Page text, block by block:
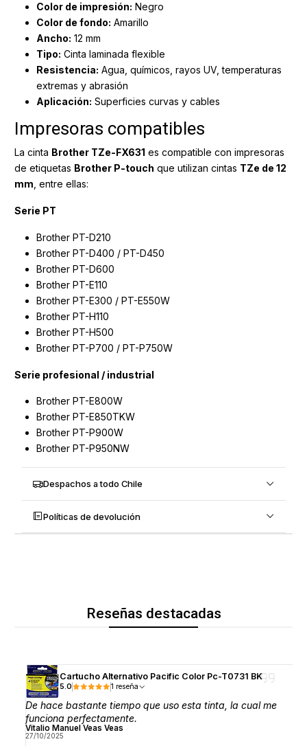
Color de impresión: Negro
Color de fondo: Amarillo
Ancho: 12 mm
Tipo: Cinta laminada flexible
Resistencia: Agua, químicos, rayos UV, temperaturas
extremas y abrasión
Aplicación: Superficies curvas y cables
Impresoras compatibles
La cinta Brother TZe-FX631 es compatible con impresoras
de etiquetas Brother P-touch que utilizan cintas TZe de 12
mm , entre ellas:
Serie PT
Brother PT-D210
Brother PT-D400 / PT-D450
Brother PT-D600
Brother PT-E110
Brother PT-E300 / PT-E550W
Brother PT-H110
Brother PT-H500
Brother PT-P700 / PT-P750W
Serie profesional / industrial
Brother PT-E800W
Brother PT-E850TKW
Brother PT-P900W
Brother PT-P950NW
Despachos a todo Chile
Políticas de devolución
Reseñas destacadas
Cartucho Alternativo Pacific Color Pc-T0731 BK
5.0 1 reseña
De hace bastante tiempo que uso esta tinta, la cual me
funciona perfectamente.
Vitalio Manuel Veas Veas
27/10/2025